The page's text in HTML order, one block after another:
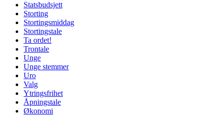
Statsbudsjett
Storting
Stortingsmiddag
Stortingstale
Ta ordet!
Trontale
Unge
Unge stemmer
Uro
Valg
Ytringsfrihet
Åpningstale
Økonomi